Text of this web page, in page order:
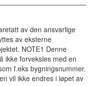
av den ansvarlige
av eksterne
NOTE1 Denne
ikke forveksles med en
f.eks bygningsnummer.
vil ikke endres i løpet av